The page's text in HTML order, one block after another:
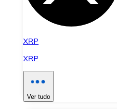
XRP
XRP
Ver tudo